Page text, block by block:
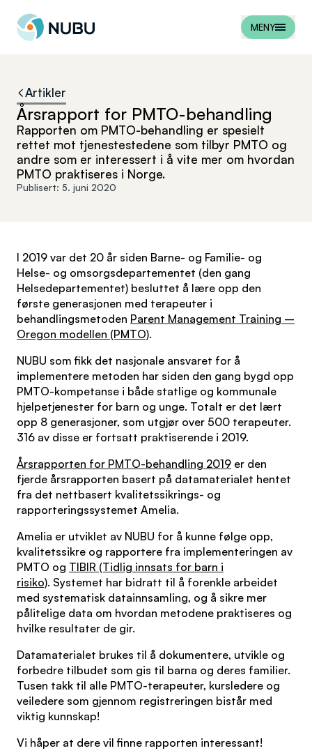
Til forsiden
MENY
Artikler
Årsrapport for PMTO-behandling
Rapporten om PMTO-behandling er spesielt
rettet mot tjenestestedene som tilbyr PMTO og
andre som er interessert i å vite mer om hvordan
PMTO praktiseres i Norge.
Publisert: 5. juni 2020
I 2019 var det 20 år siden Barne- og Familie- og
Helse- og omsorgsdepartementet (den gang
Helsedepartementet) besluttet å lære opp den
første generasjonen med terapeuter i
behandlingsmetoden Parent Management Training –
Oregon modellen (PMTO).
NUBU som fikk det nasjonale ansvaret for å
implementere metoden har siden den gang bygd opp
PMTO-kompetanse i både statlige og kommunale
hjelpetjenester for barn og unge. Totalt er det lært
opp 8 generasjoner, som utgjør over 500 terapeuter.
316 av disse er fortsatt praktiserende i 2019.
Årsrapporten for PMTO-behandling 2019 er den
fjerde årsrapporten basert på datamaterialet hentet
fra det nettbasert kvalitetssikrings- og
rapporteringssystemet Amelia.
Amelia er utviklet av NUBU for å kunne følge opp,
kvalitetssikre og rapportere fra implementeringen av
PMTO og TIBIR (Tidlig innsats for barn i
risiko). Systemet har bidratt til å forenkle arbeidet
med systematisk datainnsamling, og å sikre mer
pålitelige data om hvordan metodene praktiseres og
hvilke resultater de gir.
Datamaterialet brukes til å dokumentere, utvikle og
forbedre tilbudet som gis til barna og deres familier.
Tusen takk til alle PMTO-terapeuter, kursledere og
veiledere som gjennom registreringen bistår med
viktig kunnskap!
Vi håper at dere vil finne rapporten interessant!